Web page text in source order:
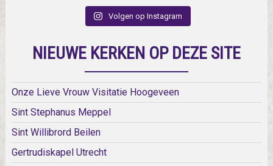
Volgen op Instagram
NIEUWE KERKEN OP DEZE SITE
Onze Lieve Vrouw Visitatie Hoogeveen
Sint Stephanus Meppel
Sint Willibrord Beilen
Gertrudiskapel Utrecht